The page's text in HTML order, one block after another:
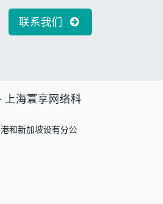
联系我们
海寰享网络科
和新加坡设有分公